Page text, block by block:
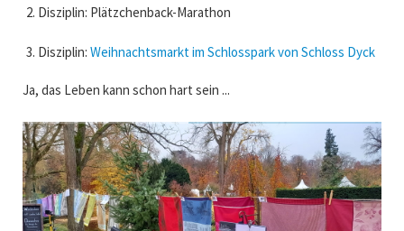
Disziplin: Plätzchenback-Marathon
Disziplin: Weihnachtsmarkt im Schlosspark von Schloss Dyck
Ja, das Leben kann schon hart sein ...